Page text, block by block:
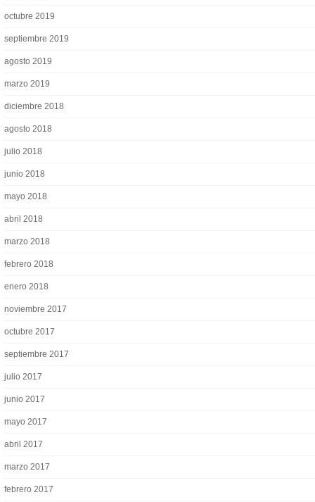
octubre 2019
septiembre 2019
agosto 2019
marzo 2019
diciembre 2018
agosto 2018
julio 2018
junio 2018
mayo 2018
abril 2018
marzo 2018
febrero 2018
enero 2018
noviembre 2017
octubre 2017
septiembre 2017
julio 2017
junio 2017
mayo 2017
abril 2017
marzo 2017
febrero 2017